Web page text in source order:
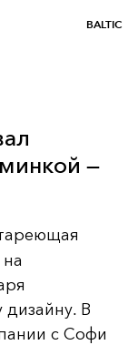
BALTIC
—
дизайну. В
с Софи